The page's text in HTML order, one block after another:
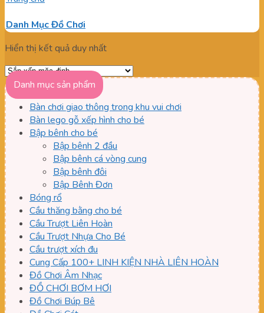
Danh Mục Đồ Chơi
Hiển thị kết quả duy nhất
Danh mục sản phẩm
Bàn chơi giao thông trong khu vui chơi
Bàn lego gỗ xếp hình cho bé
Bập bênh cho bé
Bập bênh 2 đầu
Bập bênh cá vòng cung
Bập bênh đôi
Bập Bênh Đơn
Bóng rổ
Cầu thăng bằng cho bé
Cầu Trượt Liên Hoàn
Cầu Trượt Nhựa Cho Bé
Cầu trượt xích đu
Cung Cấp 100+ LINH KIỆN NHÀ LIÊN HOÀN
Đồ Chơi Âm Nhạc
ĐỒ CHƠI BƠM HƠI
Đồ Chơi Búp Bê